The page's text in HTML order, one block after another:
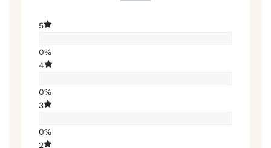
5
0%
4
0%
3
0%
2